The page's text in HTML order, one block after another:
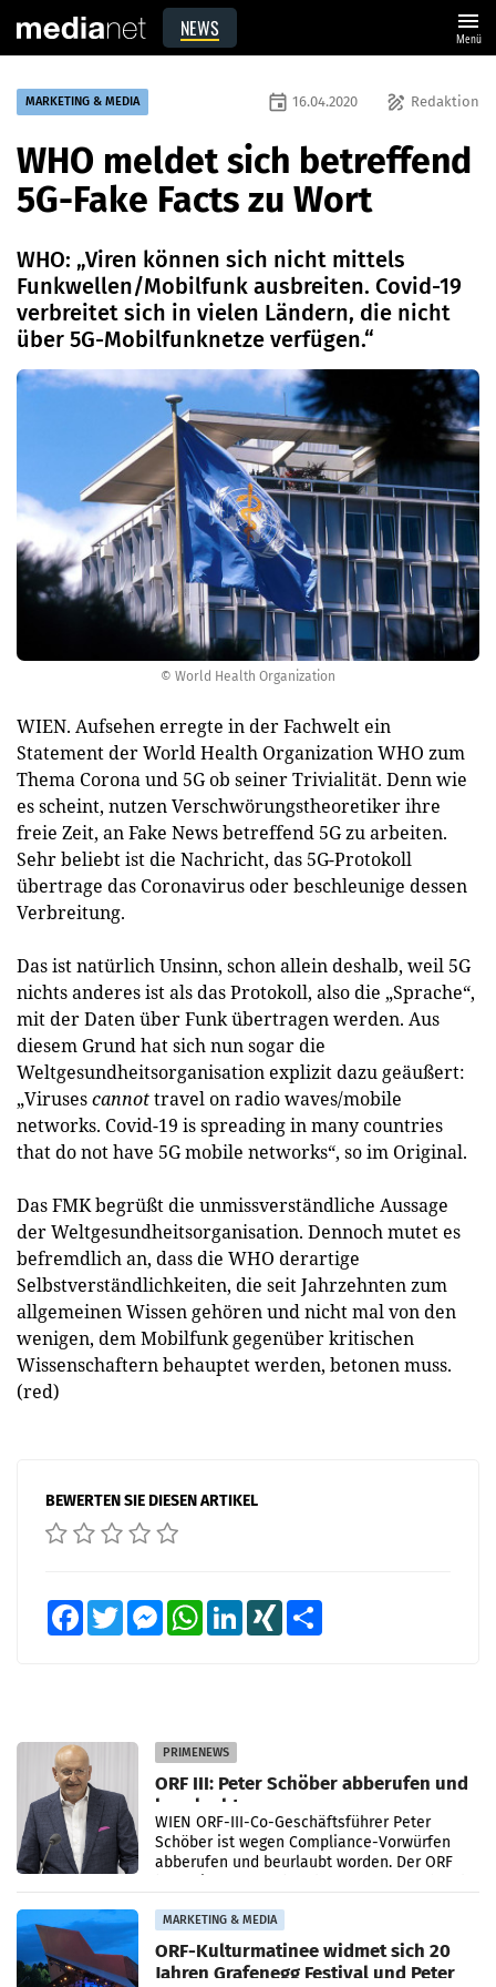
NEWS menu
Menü
© World Health Organization
MARKETING & MEDIA draw Redaktion
event 16.04.2020
WHO meldet sich betreffend
5G-Fake Facts zu Wort
WHO: „Viren können sich nicht mittels
Funkwellen/Mobilfunk ausbreiten. Covid-19
verbreitet sich in vielen Ländern, die nicht
über 5G-Mobilfunknetze verfügen.“
WIEN. Aufsehen erregte in der Fachwelt ein
Statement der World Health Organization WHO zum
Thema Corona und 5G ob seiner Trivialität. Denn wie
es scheint, nutzen Verschwörungstheoretiker ihre
freie Zeit, an Fake News betreffend 5G zu arbeiten.
Sehr beliebt ist die Nachricht, das 5G-Protokoll
übertrage das Coronavirus oder beschleunige dessen
Verbreitung.
Das ist natürlich Unsinn, schon allein deshalb, weil 5G
nichts anderes ist als das Protokoll, also die „Sprache“,
mit der Daten über Funk übertragen werden. Aus
diesem Grund hat sich nun sogar die
Weltgesundheitsorganisation explizit dazu geäußert:
„Virusescannottravel on radio waves/mobile
networks. Covid-19 is spreading in many countries
that do not have 5G mobile networks“, so im Original.
Das FMK begrüßt die unmissverständliche Aussage
der Weltgesundheitsorganisation. Dennoch mutet es
befremdlich an, dass die WHO derartige
Selbstverständlichkeiten, die seit Jahrzehnten zum
allgemeinen Wissen gehören und nicht mal von den
wenigen, dem Mobilfunk gegenüber kritischen
Wissenschaftern behauptet werden, betonen muss.
(red)
BEWERTEN SIE DIESEN ARTIKEL
FacebookTwitter MessengerWhatsAppLinkedInXING
PRIMENEWS
ORF III: Peter Schöber abberufen und
beurlaubt
WIEN ORF-III-Co-Geschäftsführer Peter
Schöber ist wegen Compliance-Vorwürfen
abberufen und beurlaubt worden. Der ORF
MARKETING & MEDIA
ORF-Kulturmatinee widmet sich 20
Jahren Grafenegg Festival und Peter